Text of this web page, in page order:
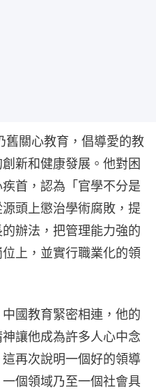
舊關心教育，倡導愛的教
新和健康發展。他對困
首，認為「官學不分是
頭上懲治學術腐敗，提
辦法，把管理能力強的
上，並實行職業化的領
國教育緊密相連，他的
讓他成為許多人心中念
再次說明一個好的領導
個領域乃至一個社會具